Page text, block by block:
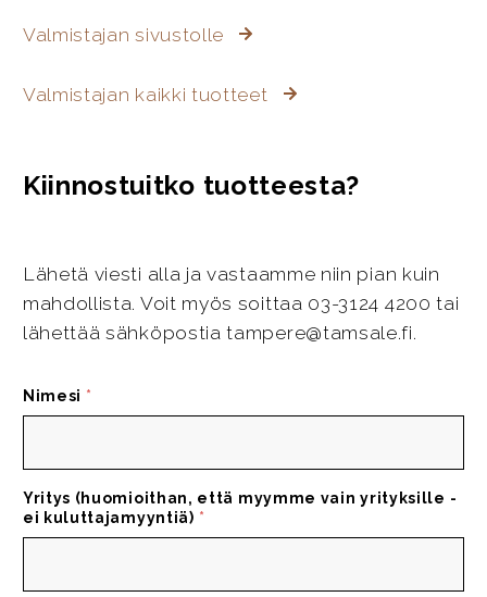
Valmistajan sivustolle
Valmistajan kaikki tuotteet
Kiinnostuitko tuotteesta?
Lähetä viesti alla ja vastaamme niin pian kuin
mahdollista. Voit myös soittaa 03-3124 4200 tai
lähettää sähköpostia tampere@tamsale.fi.
Nimesi *
Yritys (huomioithan, että myymme vain yrityksille -
ei kuluttajamyyntiä) *